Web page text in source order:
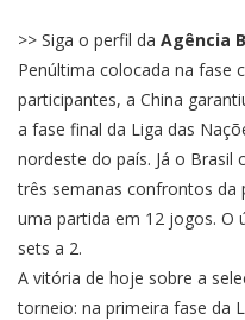
>> Siga o perfil da Agência
Penúltima colocada na fase
participantes, a China
a fase final da Liga das
nordeste do país. Já o Brasil
três semanas confrontos da
uma partida em 12 jogos. O
sets a 2.
A vitória de hoje sobre a
torneio: na primeira fase da